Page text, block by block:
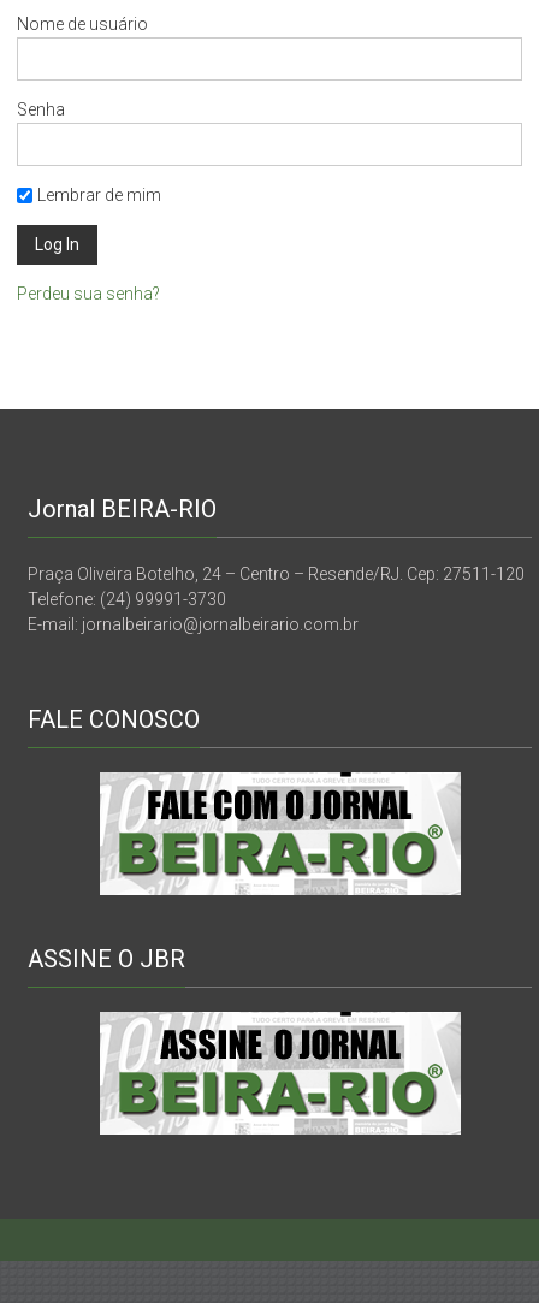
Nome de usuário
Senha
Lembrar de mim
Perdeu sua senha?
Jornal BEIRA-RIO
Praça Oliveira Botelho, 24 – Centro – Resende/RJ. Cep: 27511-120
Telefone: (24) 99991-3730
E-mail: jornalbeirario@jornalbeirario.com.br
FALE CONOSCO
ASSINE O JBR